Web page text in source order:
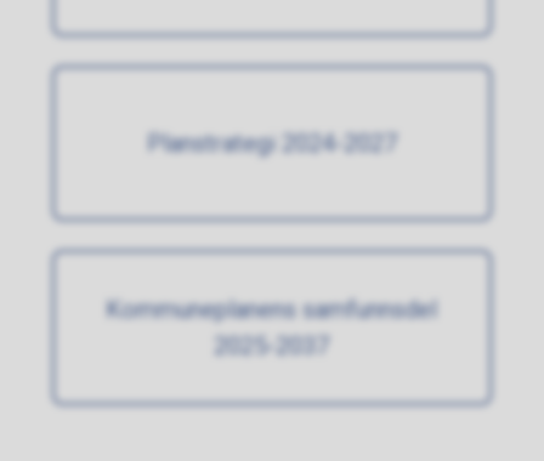
Planstrategi 2024-2027
Kommuneplanens samfunnsdel
2025-2037